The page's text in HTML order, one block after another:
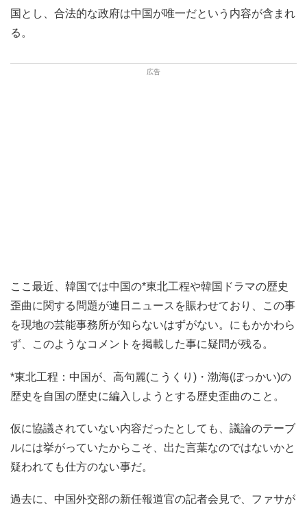
国とし、合法的な政府は中国が唯一だという内容が含まれ
る。
ここ最近、韓国では中国の*東北工程や韓国ドラマの歴史
歪曲に関する問題が連日ニュースを賑わせており、この事
を現地の芸能事務所が知らないはずがない。にもかかわら
ず、このようなコメントを掲載した事に疑問が残る。
*東北工程：中国が、高句麗(こうくり)・渤海(ぼっかい)の
歴史を自国の歴史に編入しようとする歴史歪曲のこと。
仮に協議されていない内容だったとしても、議論のテーブ
ルには挙がっていたからこそ、出た言葉なのではないかと
疑われても仕方のない事だ。
過去に、中国外交部の新任報道官の記者会見で、ファサが